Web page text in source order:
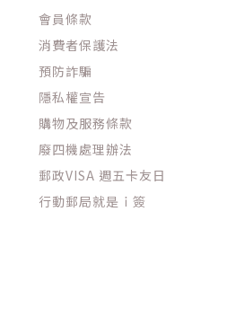
會員條款
消費者保護法
預防詐騙
隱私權宣告
購物及服務條款
廢四機處理辦法
郵政VISA 週五卡友日
行動郵局就是ｉ簽